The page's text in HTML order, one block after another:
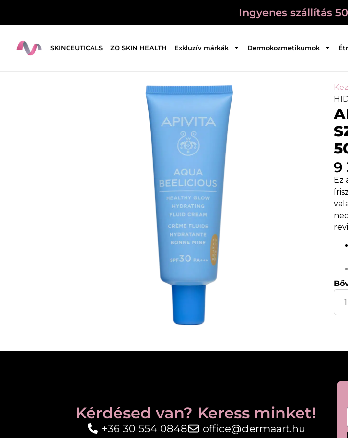
Ingyenes szállítás
SKINCEUTICALS ZO SKIN HEALTH Exkluzív márkák Dermokozmetikumok
9
Ez
Kérdésed van? Keress minket!
+36 30 554 0848 office@dermaart.hu